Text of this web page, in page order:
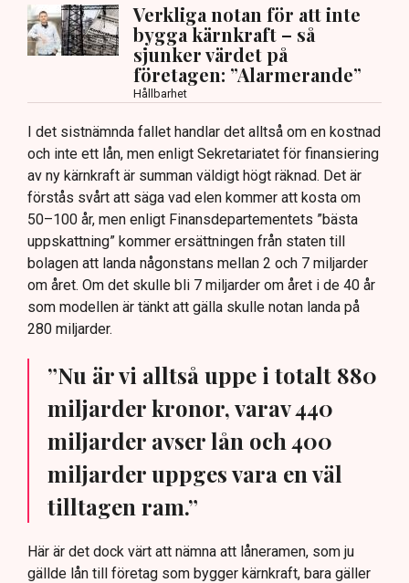
Verkliga notan för att inte
bygga kärnkraft – så
sjunker värdet på
företagen: ”Alarmerande”
Hållbarhet
I det sistnämnda fallet handlar det alltså om en kostnad
och inte ett lån, men enligt Sekretariatet för finansiering
av ny kärnkraft är summan väldigt högt räknad. Det är
förstås svårt att säga vad elen kommer att kosta om
50–100 år, men enligt Finansdepartementets ”bästa
uppskattning” kommer ersättningen från staten till
bolagen att landa någonstans mellan 2 och 7 miljarder
om året. Om det skulle bli 7 miljarder om året i de 40 år
som modellen är tänkt att gälla skulle notan landa på
280 miljarder.
”Nu är vi alltså uppe i totalt 880
miljarder kronor, varav 440
miljarder avser lån och 400
miljarder uppges vara en väl
tilltagen ram.”
Här är det dock värt att nämna att låneramen, som ju
gällde lån till företag som bygger kärnkraft, bara gäller